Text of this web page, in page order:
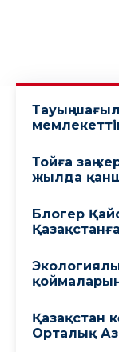
Тауың
Тойға заң
жылда
Блогер
Қазақстан
Орталық